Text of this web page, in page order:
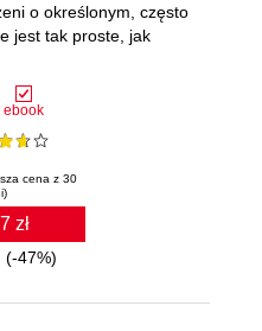
ebook
cena z 30
zł
(-47%)
o określonym, często
jest tak proste, jak